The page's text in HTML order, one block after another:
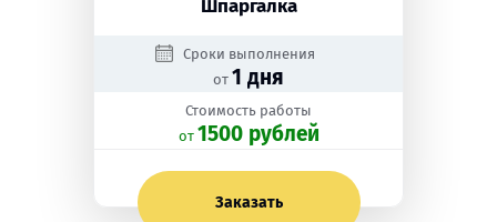
Шпаргалка
Сроки выполнения
от 1 дня
Стоимость работы
oт 1500 рублей
Заказать